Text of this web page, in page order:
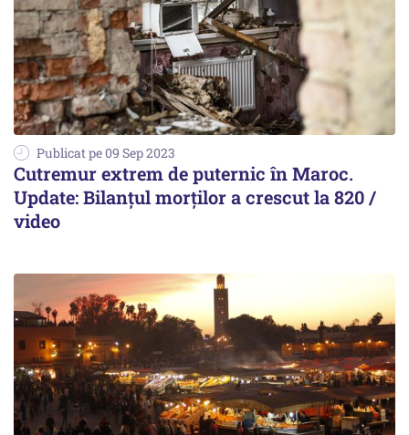
Publicat pe 09 Sep 2023
Cutremur extrem de puternic în Maroc.
Update: Bilanțul morților a crescut la 820 /
video